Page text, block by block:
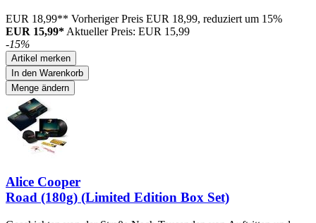
EUR 18,99** Vorheriger Preis EUR 18,99, reduziert um 15%
EUR 15,99* Aktueller Preis: EUR 15,99
-15%
Artikel merken
In den Warenkorb
Menge ändern
Alice Cooper
Road (180g) (Limited Edition Box Set)